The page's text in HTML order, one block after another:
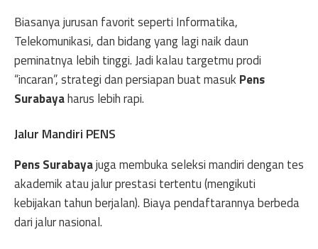
Biasanya jurusan favorit seperti Informatika,
Telekomunikasi, dan bidang yang lagi naik daun
peminatnya lebih tinggi. Jadi kalau targetmu prodi
“incaran”, strategi dan persiapan buat masuk Pens
Surabayaharus lebih rapi.
Jalur Mandiri PENS
Pens Surabayajuga membuka seleksi mandiri dengan tes
akademik atau jalur prestasi tertentu (mengikuti
kebijakan tahun berjalan). Biaya pendaftarannya berbeda
dari jalur nasional.